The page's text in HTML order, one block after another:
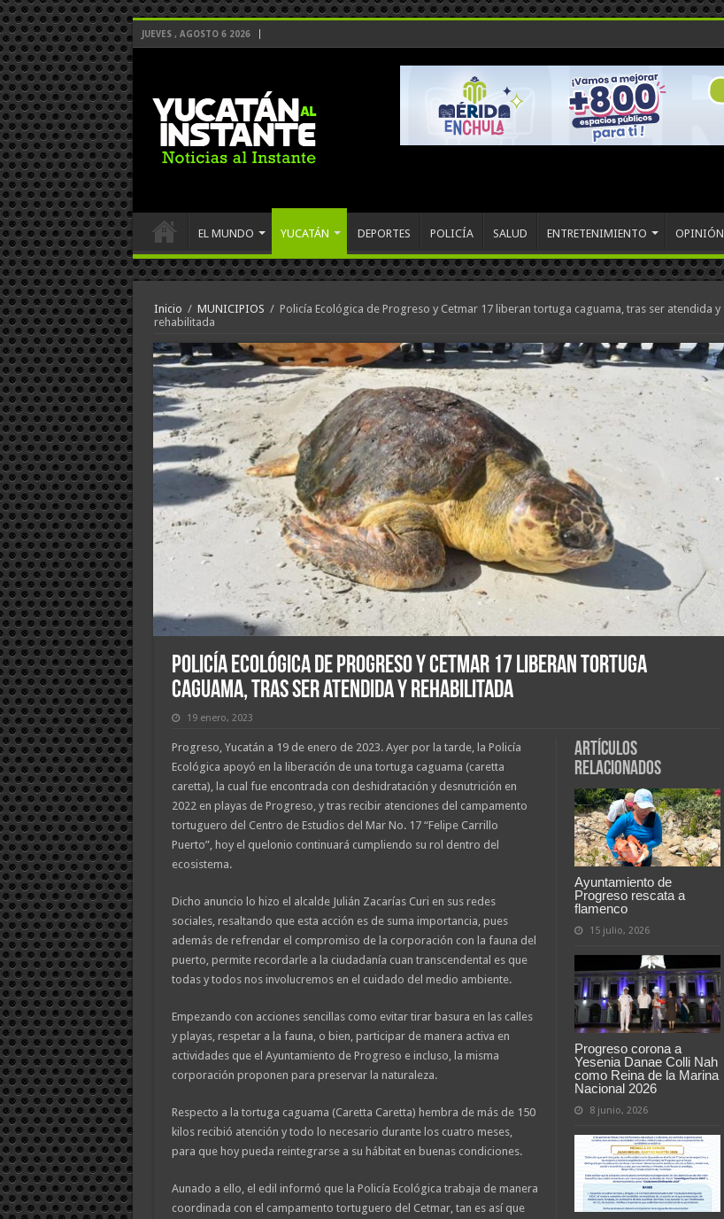
JUEVES , AGOSTO 6 2026
EL MUNDO YUCATÁN DEPORTES POLICÍA SALUD ENTRETENIMIENTO OPINIÓN
Inicio / MUNICIPIOS / Policía Ecológica de Progreso y Cetmar 17 liberan tortuga caguama, tras ser atendida y
rehabilitada
Policía Ecológica de Progreso y Cetmar 17 liberan tortuga
caguama, tras ser atendida y rehabilitada
19 enero, 2023
Artículos
relacionados
Ayuntamiento de
Progreso rescata a
flamenco
15 julio, 2026
Progreso corona a
Yesenia Danae Colli Nah
como Reina de la Marina
Nacional 2026
8 junio, 2026
Progreso, Yucatán a 19 de enero de 2023. Ayer por la tarde, la Policía
Ecológica apoyó en la liberación de una tortuga caguama (caretta
caretta), la cual fue encontrada con deshidratación y desnutrición en
2022 en playas de Progreso, y tras recibir atenciones del campamento
tortuguero del Centro de Estudios del Mar No. 17 “Felipe Carrillo
Puerto”, hoy el quelonio continuará cumpliendo su rol dentro del
ecosistema.
Dicho anuncio lo hizo el alcalde Julián Zacarías Curi en sus redes
sociales, resaltando que esta acción es de suma importancia, pues
además de refrendar el compromiso de la corporación con la fauna del
puerto, permite recordarle a la ciudadanía cuan transcendental es que
todas y todos nos involucremos en el cuidado del medio ambiente.
Empezando con acciones sencillas como evitar tirar basura en las calles
y playas, respetar a la fauna, o bien, participar de manera activa en
actividades que el Ayuntamiento de Progreso e incluso, la misma
corporación proponen para preservar la naturaleza.
Respecto a la tortuga caguama (Caretta Caretta) hembra de más de 150
kilos recibió atención y todo lo necesario durante los cuatro meses,
para que hoy pueda reintegrarse a su hábitat en buenas condiciones.
Aunado a ello, el edil informó que la Policía Ecológica trabaja de manera
coordinada con el campamento tortuguero del Cetmar, tan es así que